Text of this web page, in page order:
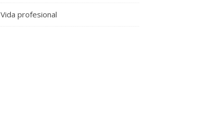
Vida profesional